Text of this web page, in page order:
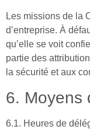
Les missions de la
d’entreprise. À
qu’elle se voit
partie des
la sécurité et aux
6. Moyens
6.1. Heures de